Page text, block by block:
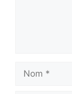
Nom